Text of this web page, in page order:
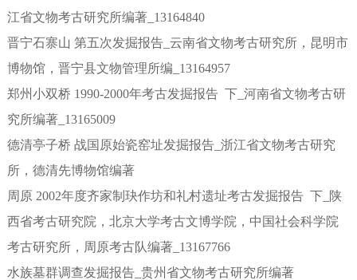
江省文物考古研究所编著_13164840
晋宁石寨山 第五次发掘报告_云南省文物考古研究所，昆明市
博物馆，晋宁县文物管理所编_13164957
郑州小双桥 1990-2000年考古发掘报告 下_河南省文物考古研
究所编著_13165009
德清亭子桥 战国原始瓷窑址发掘报告_浙江省文物考古研究
所，德清先博物馆编著
周原 2002年度齐家制玦作坊和礼村遗址考古发掘报告 下_陕
西省考古研究院，北京大学考古文博学院，中国社会科学院
考古研究所，周原考古队编著_13167766
水族墓群调查发掘报告_贵州省文物考古研究所编著